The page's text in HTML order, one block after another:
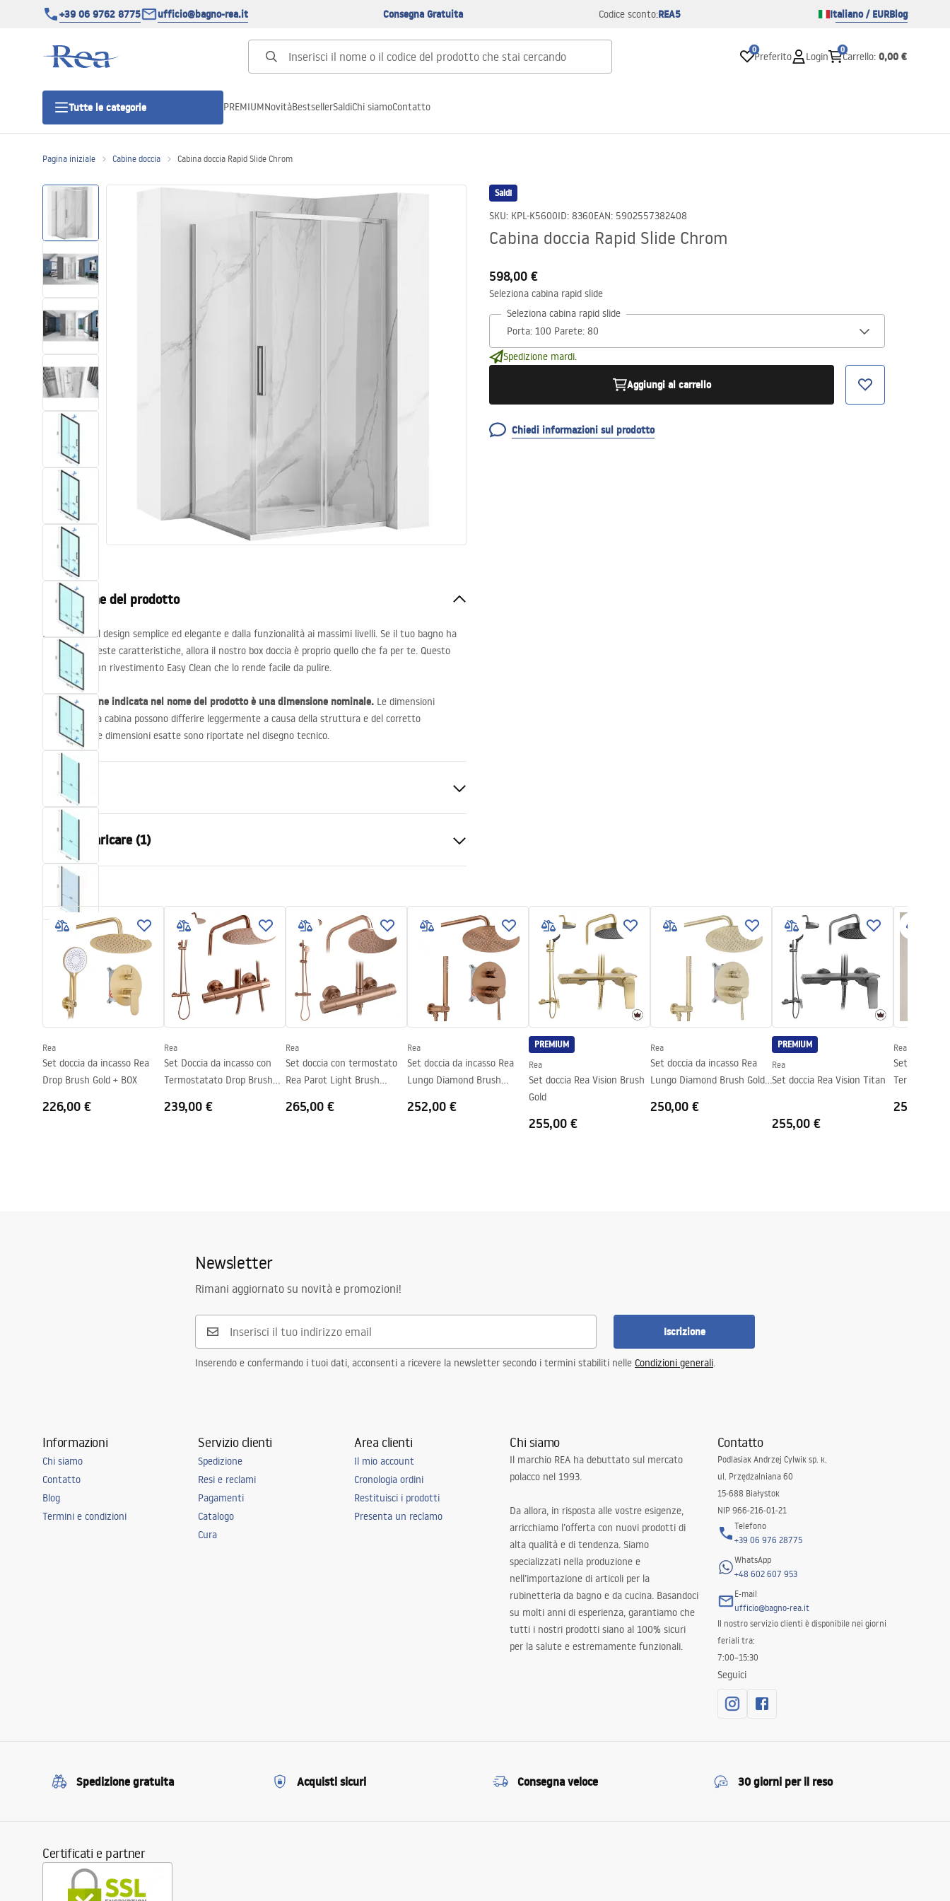
+39 06 9762 8775 ufficio@bagno-rea.it Consegna Gratuita Codice sconto:REA5 Italiano / EURBlog
0
Preferito Login
0
Carrello: 0,00 €
Tutte le categorie
Piatti doccia da bagno
Canaline di scarico
Set di vaso WC e bidet
Lavabi
Vasche da bagno e schermi vasca
PREMIUMNovitàBestsellerSaldiChi siamoContatto
Pagina iniziale Cabine doccia Cabina doccia Rapid Slide Chrom
Saldi
SKU: KPL-K5600ID: 8360EAN: 5902557382408
Cabina doccia Rapid Slide Chrom
598,00 €
Seleziona cabina rapid slide
Seleziona cabina rapid slide
Spedizione mardi.
Aggiungi al carrello
Chiedi informazioni sul prodotto
Descrizione del prodotto
Box doccia dal design semplice ed elegante e dalla funzionalità ai massimi livelli. Se il tuo bagno ha
bisogno di queste caratteristiche, allora il nostro box doccia è proprio quello che fa per te. Questo
prodotto ha un rivestimento Easy Clean che lo rende facile da pulire.
La dimensione indicata nel nome del prodotto è una dimensione nominale. Le dimensioni
effettive della cabina possono differire leggermente a causa della struttura e del corretto
montaggio. Le dimensioni esatte sono riportate nel disegno tecnico.
Proprietà
Dimensioni (porta x parete)
Colore
Tipo di cabina
D'angolo
Il colore del vetro
Trasparente 6mm
Modalità di apertura
Scorrevole
Assemblaggio
Sul pavimento o piatto doccia
Altezza
mm
Garanzia
24 mesi
Rivestimento Easy Clean
Si
File da scaricare (1)
shower manual.pdf
Rea
Set doccia da incasso Rea
Drop Brush Gold + BOX
226,00 €
Rea
Set Doccia da incasso con
Termostatato Drop Brush
239,00 €
Rea
Set doccia con termostato
Rea Parot Light Brush
265,00 €
Rea
Set doccia da incasso Rea
Lungo Diamond Brush
252,00 €
PREMIUM
Rea
Set doccia Rea Vision Brush
Gold
255,00 €
Rea
Set doccia da incasso Rea
Lungo Diamond Brush Gold
250,00 €
PREMIUM
Rea
Set doccia Rea Vision Titan
255,00 €
Rea
Set Doccia
252,00 €
Newsletter
Rimani aggiornato su novità e promozioni!
Iscrizione
Inserendo e confermando i tuoi dati, acconsenti a ricevere la newsletter secondo i termini stabiliti nelle Condizioni generali.
Informazioni
Chi siamo
Contatto
Blog
Termini e condizioni
Servizio clienti
Spedizione
Resi e reclami
Pagamenti
Catalogo
Cura
Area clienti
Il mio account
Cronologia ordini
Restituisci i prodotti
Presenta un reclamo
Chi siamo
Il marchio REA ha debuttato sul mercato
polacco nel 1993.
Da allora, in risposta alle vostre esigenze,
arricchiamo l’offerta con nuovi prodotti di
alta qualità e di tendenza. Siamo
specializzati nella produzione e
nell’importazione di articoli per la
rubinetteria da bagno e da cucina. Basandoci
su molti anni di esperienza, garantiamo che
tutti i nostri prodotti siano al 100% sicuri
per la salute e estremamente funzionali.
Contatto
Podlasiak Andrzej Cylwik sp. k.
ul. Przędzalniana 60
15-688 Białystok
NIP 966-216-01-21
Telefono
+39 06 976 28775
WhatsApp
+48 602 607 953
E-mail
ufficio@bagno-rea.it
Il nostro servizio clienti è disponibile nei giorni
feriali tra:
7:00–15:30
Seguici
Spedizione gratuita Acquisti sicuri Consegna veloce 30 giorni per il reso
Certificati e partner